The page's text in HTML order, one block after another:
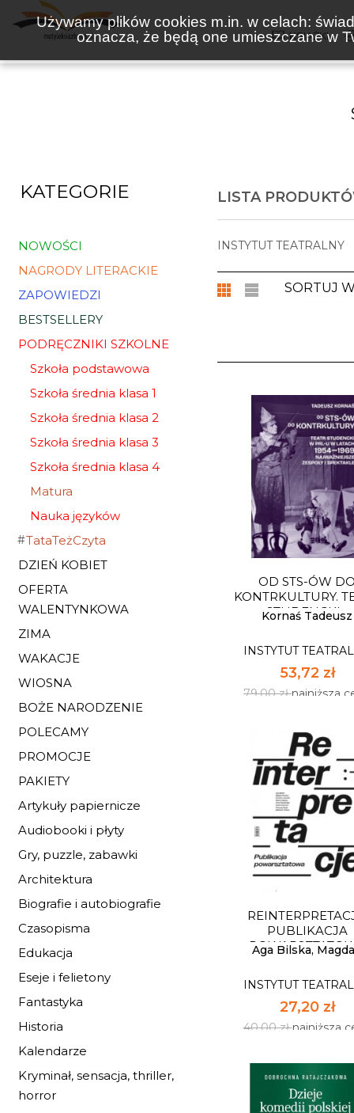
Używamy plików cookies m.in. w celach:
oznacza, że będą one umieszczane w
KSIĄŻKI
KATEGORIE
NOWOŚCI
NAGRODY LITERACKIE
ZAPOWIEDZI
BESTSELLERY
PODRĘCZNIKI SZKOLNE
Szkoła podstawowa
Szkoła średnia klasa 1
Szkoła średnia klasa 2
Szkoła średnia klasa 3
Szkoła średnia klasa 4
Matura
Nauka języków
TataTeżCzyta
DZIEŃ KOBIET
OFERTA
WALENTYNKOWA
ZIMA
WAKACJE
WIOSNA
BOŻE NARODZENIE
POLECAMY
PROMOCJE
PAKIETY
Artykuły papiernicze
Audiobooki i płyty
Gry, puzzle, zabawki
Architektura
Biografie i autobiografie
Czasopisma
Edukacja
Eseje i felietony
Fantastyka
Historia
Kalendarze
Kryminał, sensacja, thriller,
horror
LISTA
INSTYTUT TEATRALNY
SORTUJ
OD STS-ÓW DO
KONTRKULTURY.
STUDENCKI...
Kornaś Tadeusz
INSTYTUT
53,72 zł
79,00 złnajniższa
OD STS-ÓW DO
KONTRKULTURY.
STUDENCKI...
INSTYTUT
53,72 zł
79,00 zł
Dostępnych: 74
Ilość:
DO
PUBLIKACJA
Aga Bilska,
INSTYTUT
27,20 zł
40,00 złnajniższa